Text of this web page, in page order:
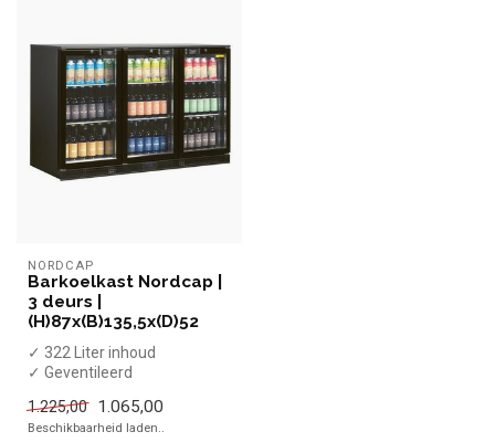
NORDCAP
Barkoelkast Nordcap |
3 deurs |
(H)87x(B)135,5x(D)52
✓ 322 Liter inhoud
✓ Geventileerd
✓ 1355 x 520 x 870 mm
✓ ...
1.225,00 1.065,00
Beschikbaarheid laden..